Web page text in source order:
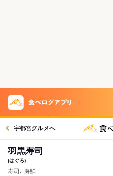
宇都宮グルメへ
羽黒寿司
(はぐろ)
寿司､ 海鮮